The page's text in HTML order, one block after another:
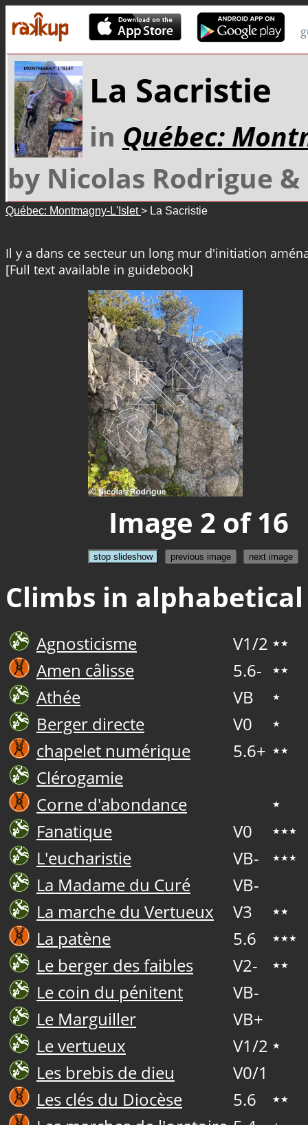
La Sacristie
in Québec:
by Nicolas Rodrigue &
Québec: Montmagny-L'Islet> La Sacristie
Il y a dans ce secteur un long mur d'initiation
[Full text available in guidebook]
Image 2 of 16
stop slideshow previous image next image
Climbs in
Agnosticisme V1/2 ★★
Amen câlisse 5.6- ★★
Athée VB ★
Berger directe V0 ★
chapelet numérique 5.6+ ★★
Clérogamie
Corne d'abondance
★
Fanatique V0 ★★★
L'eucharistie VB- ★★★
La Madame du Curé
VB-
La marche du Vertueux
V3 ★★
La patène 5.6 ★★★
Le berger des faibles V2- ★★
Le coin du pénitent
VB-
Le Marguiller
VB+
Le vertueux
V1/2 ★
Les brebis de dieu
V0/1
Les clés du Diocèse
5.6 ★★